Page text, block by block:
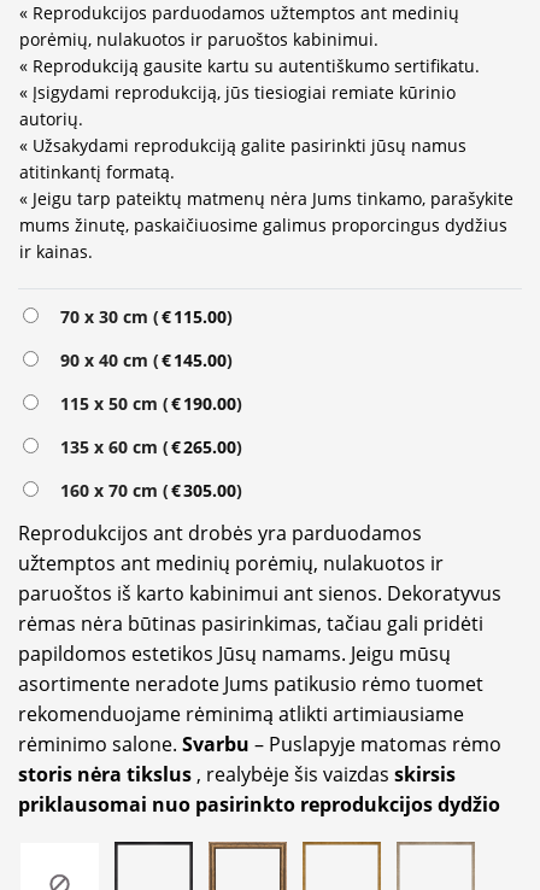
« Reprodukcijos parduodamos užtemptos ant medinių
porėmių, nulakuotos ir paruoštos kabinimui.
« Reprodukciją gausite kartu su autentiškumo sertifikatu.
« Įsigydami reprodukciją, jūs tiesiogiai remiate kūrinio
autorių.
« Užsakydami reprodukciją galite pasirinkti jūsų namus
atitinkantį formatą.
« Jeigu tarp pateiktų matmenų nėra Jums tinkamo, parašykite
mums žinutę, paskaičiuosime galimus proporcingus dydžius
ir kainas.
70 x 30 cm (€115.00)
90 x 40 cm (€145.00)
115 x 50 cm (€190.00)
135 x 60 cm (€265.00)
160 x 70 cm (€305.00)
Reprodukcijos ant drobės yra parduodamos
užtemptos ant medinių porėmių, nulakuotos ir
paruoštos iš karto kabinimui ant sienos. Dekoratyvus
rėmas nėra būtinas pasirinkimas, tačiau gali pridėti
papildomos estetikos Jūsų namams. Jeigu mūsų
asortimente neradote Jums patikusio rėmo tuomet
rekomenduojame rėminimą atlikti artimiausiame
rėminimo salone. Svarbu – Puslapyje matomas rėmo
storis nėra tikslus , realybėje šis vaizdas skirsis
priklausomai nuo pasirinkto reprodukcijos dydžio
Alternative: